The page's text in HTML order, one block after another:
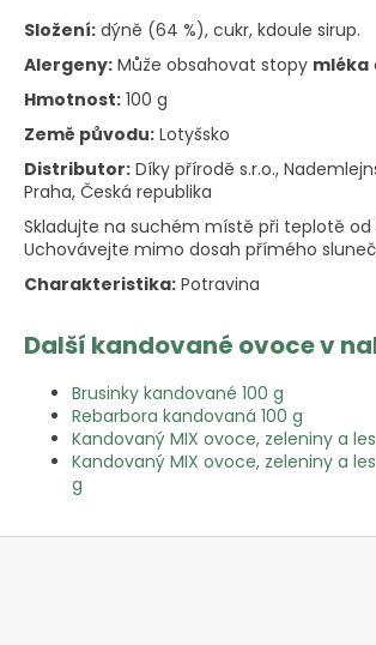
Složení: dýně (64 %), cukr, kdoule sirup.
Alergeny: Může obsahovat stopy mléka
Hmotnost: 100 g
Země původu: Lotyšsko
Distributor: Díky přírodě s.r.o.,
Praha, Česká republika
Skladujte na suchém místě při teplotě od
Uchovávejte mimo dosah přímého
Charakteristika: Potravina
Další kandované ovoce v
Brusinky kandované 100 g
Rebarbora kandovaná 100 g
Kandovaný MIX ovoce, zeleniny a
Kandovaný MIX ovoce, zeleniny a
g
Z